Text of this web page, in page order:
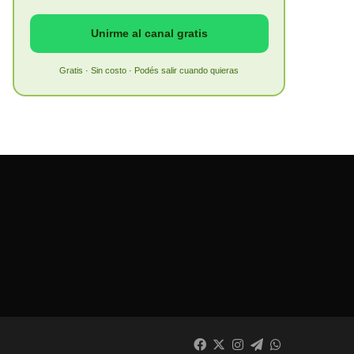
Unirme al canal gratis
Gratis · Sin costo · Podés salir cuando quieras
Facebook
X Instagram
Telegram